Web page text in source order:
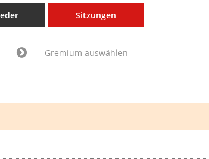
Sitzungen
Gremium auswählen